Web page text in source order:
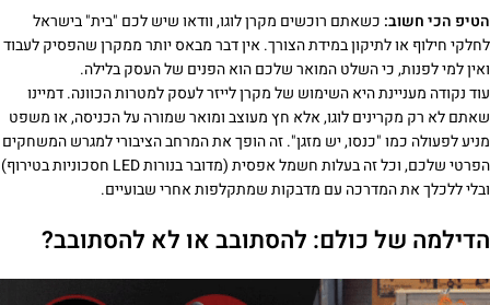
הטיפ הכי חשוב: כשאתם רוכשים מקרן לוגו, וודאו שיש לכם "בית" בישראל
לחלקי חילוף או לתיקון במידת הצורך. אין דבר מבאס יותר ממקרן שהפסיק לעבוד
ואין למי לפנות, כי השלט המואר שלכם הוא הפנים של העסק בלילה.
עוד נקודה מעניינת היא השימוש של מקרן לייזר לעסק למטרות הכוונה. דמיינו
שאתם לא רק מקרינים לוגו, אלא חץ מעוצב ומואר שמורה על הכניסה, או משפט
מניע לפעולה כמו "כנסו, יש מזגן". זה הופך את המרחב הציבורי למגרש המשחקים
הפרטי שלכם, וכל זה בעלות חשמל אפסית (מדובר בנורות LED חסכוניות בטירוף)
ובלי ללכלך את המדרכה עם מדבקות שמתקלפות אחרי שבועיים.
הדילמה של כולם: להסתובב או לא להסתובב?